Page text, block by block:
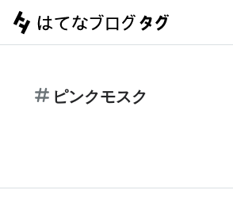
ピンクモスク